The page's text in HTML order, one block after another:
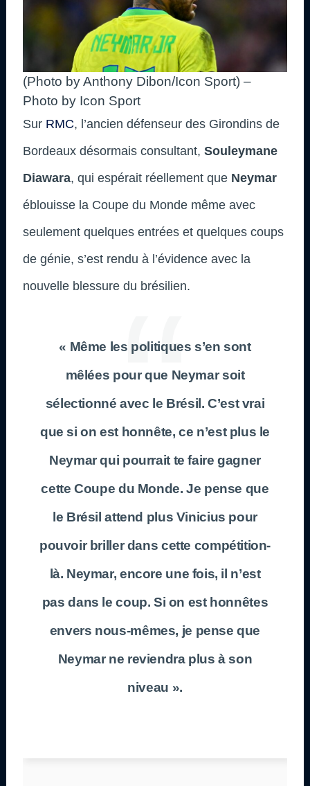
(Photo by Anthony Dibon/Icon Sport) –
Photo by Icon Sport
Sur RMC, l’ancien défenseur des Girondins de
Bordeaux désormais consultant, Souleymane
Diawara, qui espérait réellement que Neymar
éblouisse la Coupe du Monde même avec
seulement quelques entrées et quelques coups
de génie, s’est rendu à l’évidence avec la
nouvelle blessure du brésilien.
« Même les politiques s’en sont
mêlées pour que Neymar soit
sélectionné avec le Brésil. C’est vrai
que si on est honnête, ce n’est plus le
Neymar qui pourrait te faire gagner
cette Coupe du Monde. Je pense que
le Brésil attend plus Vinicius pour
pouvoir briller dans cette compétition-
là. Neymar, encore une fois, il n’est
pas dans le coup. Si on est honnêtes
envers nous-mêmes, je pense que
Neymar ne reviendra plus à son
niveau ».